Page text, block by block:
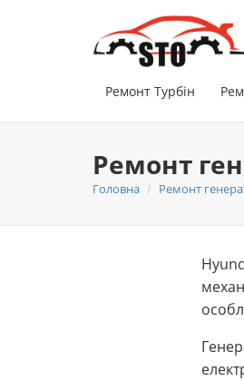
Ремонт Турбін
Ремонт
Головна Ремонт